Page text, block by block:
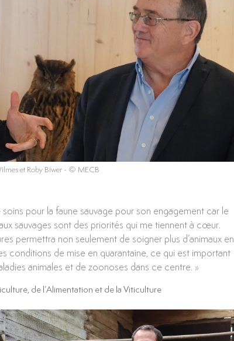
et Roby Biwer - © MECB
pour la faune sauvage pour son engagement car le
sauvages sont des priorités qui me tiennent à cœur.
permettra non seulement de soigner plus d’animaux en
conditions de mise en quarantaine, ce qui est important
animales et de zoonoses dans ce centre. »
de l’Alimentation et de la Viticulture